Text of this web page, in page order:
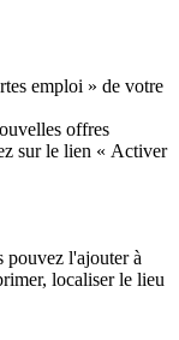
emploi » de votre
offres
sur le lien « Activer
l'ajouter à
localiser le lieu